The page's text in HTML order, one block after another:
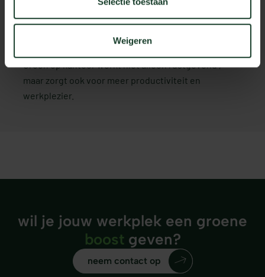
Weigeren
rustgevende
Groen op kantoor werkt niet alleen rustgevend ,
maar zorgt ook voor meer productiviteit en
werkplezier.
wil je jouw werkplek een groene
boost geven?
neem contact op